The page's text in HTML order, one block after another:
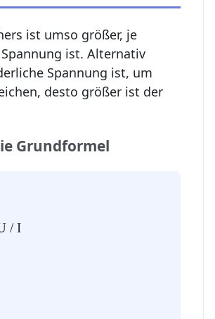
ist umso größer, je
ist. Alternativ
Spannung ist, um
desto größer ist der
Grundformel
/ I